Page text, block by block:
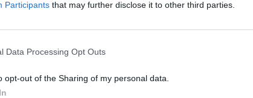
Participants that may further disclose it to other third parties.
Data Processing Opt Outs
opt-out of the Sharing of my personal data.
ha inevitabilmente provocato shock in
dell’allieva e del suo stesso